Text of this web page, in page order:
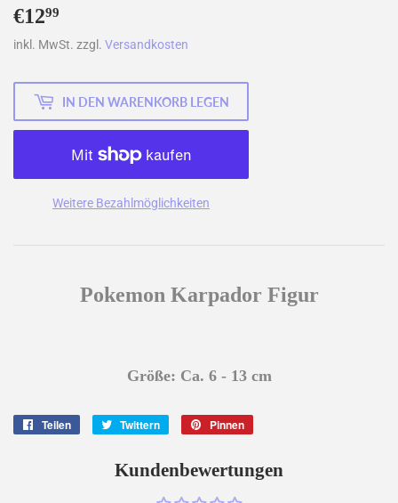
€1299
inkl. MwSt. zzgl. Versandkosten
IN DEN WARENKORB LEGEN
Weitere Bezahlmöglichkeiten
Pokemon Karpador Figur
Größe: Ca. 6 - 13 cm
Teilen Twittern
twittern
Pinnen
pinnen
Kundenbewertungen